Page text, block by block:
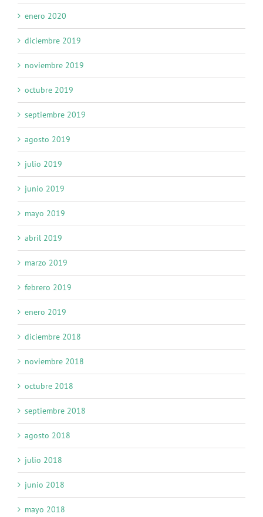
enero 2020
diciembre 2019
noviembre 2019
octubre 2019
septiembre 2019
agosto 2019
julio 2019
junio 2019
mayo 2019
abril 2019
marzo 2019
febrero 2019
enero 2019
diciembre 2018
noviembre 2018
octubre 2018
septiembre 2018
agosto 2018
julio 2018
junio 2018
mayo 2018